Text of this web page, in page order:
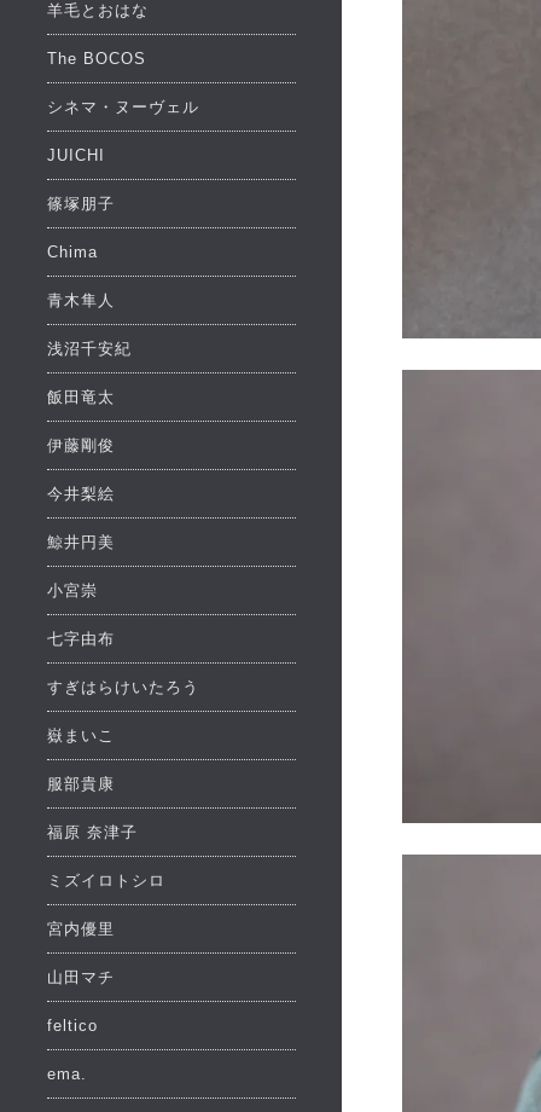
羊毛とおはな
The BOCOS
シネマ・ヌーヴェル
JUICHI
篠塚朋子
Chima
青木隼人
浅沼千安紀
飯田竜太
伊藤剛俊
今井梨絵
鯨井円美
小宮崇
七字由布
すぎはらけいたろう
嶽まいこ
服部貴康
福原 奈津子
ミズイロトシロ
宮内優里
山田マチ
feltico
ema.